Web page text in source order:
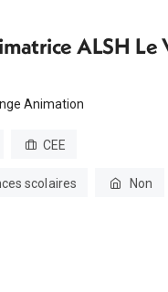
ALSH Le
Animation
CEE
scolaires Non